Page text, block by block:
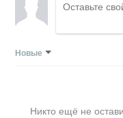
Новые
Никто ещё не